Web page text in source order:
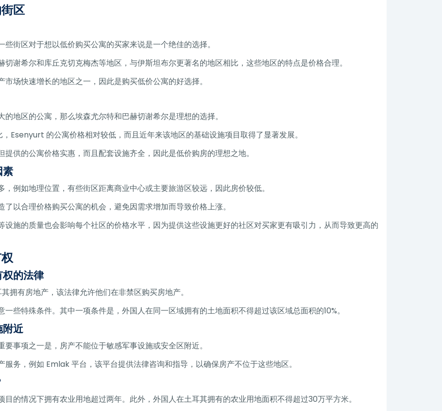
区
街区对于想以低价购买公寓的买家来说是一个绝佳的选择。
谢希尔和库丘克切克梅杰等地区，与伊斯坦布尔更著名的地区相比，这些地区的特点是价格合理。
场快速增长的地区之一，因此是购买低价公寓的好选择。
地区的公寓，那么埃森尤尔特和巴赫切谢希尔是理想的选择。
Esenyurt 的公寓价格相对较低，而且近年来该地区的基础设施项目取得了显著发展。
供的公寓价格实惠，而且配套设施齐全，因此是低价购房的理想之地。
素
例如地理位置，有些街区距离商业中心或主要旅游区较远，因此房价较低。
以合理价格购买公寓的机会，避免因需求增加而导致价格上涨。
施的质量也会影响每个社区的价格水平，因为提供这些设施更好的社区对买家更有吸引力，从而导致更高的
的法律
拥有房地产，该法律允许他们在非禁区购买房地产。
些特殊条件。其中一项条件是，外国人在同一区域拥有的土地面积不得超过该区域总面积的10%。
附近
事项之一是，房产不能位于敏感军事设施或安全区附近。
务，例如 Emlak 平台，该平台提供法律咨询和指导，以确保房产不位于这些地区。
的情况下拥有农业用地超过两年。此外，外国人在土耳其拥有的农业用地面积不得超过30万平方米。